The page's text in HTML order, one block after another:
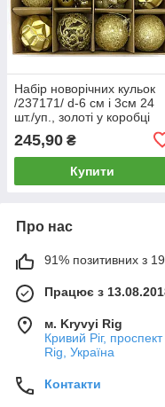
Набір новорічних кульок
/237171/ d-6 cм і 3см 24
шт./уп., золоті у коробці
245,90 ₴
Купити
Про нас
91% позитивних з
Працює з
м. Kryvyi Rig
Кривий Ріг,
Rig, Україна
Контакти